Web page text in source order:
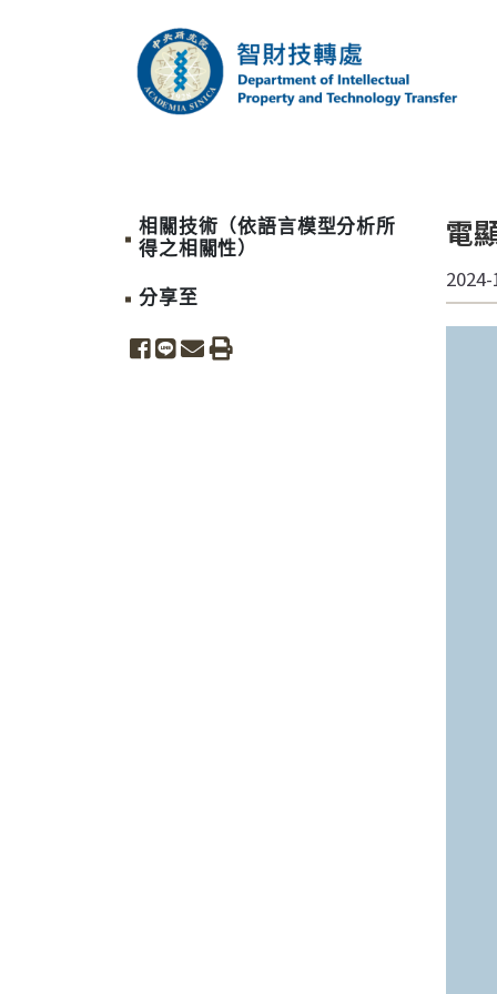
中央研究院智財技
相關技術（依語言模型分析所
得之相關性）
分享至
share to facebook
share to line
share to email
print
電